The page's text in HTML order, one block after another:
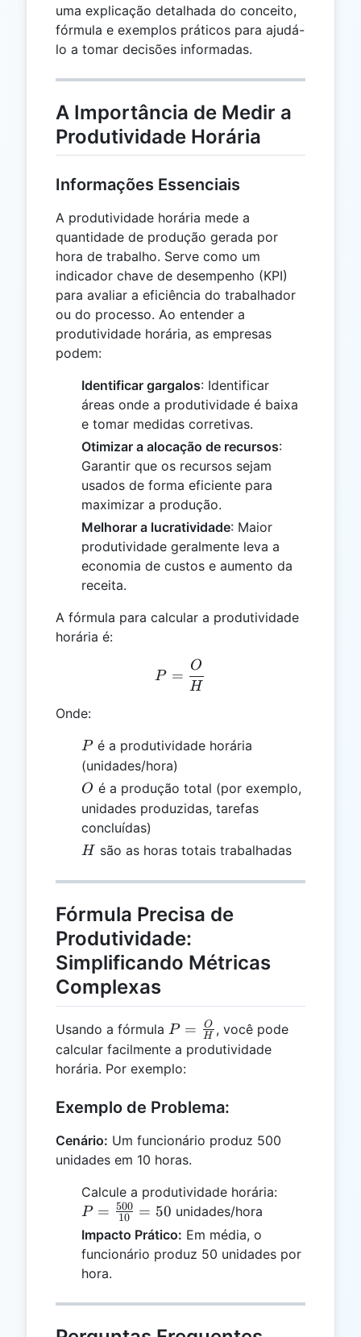
uma explicação detalhada do conceito,
fórmula e exemplos práticos para ajudá-
lo a tomar decisões informadas.
A Importância de Medir a
Produtividade Horária
Informações Essenciais
A produtividade horária mede a
quantidade de produção gerada por
hora de trabalho. Serve como um
indicador chave de desempenho (KPI)
para avaliar a eficiência do trabalhador
ou do processo. Ao entender a
produtividade horária, as empresas
podem:
Identificar gargalos: Identificar
áreas onde a produtividade é baixa
e tomar medidas corretivas.
Otimizar a alocação de recursos:
Garantir que os recursos sejam
usados ​​de forma eficiente para
maximizar a produção.
Melhorar a lucratividade: Maior
produtividade geralmente leva a
economia de custos e aumento da
receita.
A fórmula para calcular a produtividade
horária é:
P = \frac{O}{H}
P =
H
O
Onde:
P
Pé a produtividade horária
(unidades/hora)
O
O é a produção total (por exemplo,
unidades produzidas, tarefas
concluídas)
H
H são as horas totais trabalhadas
Fórmula Precisa de
Produtividade:
Simplificando Métricas
Complexas
Usando a fórmula P =
\frac{O}
{H}
P = H
O , você pode
calcular facilmente a produtividade
horária. Por exemplo:
Exemplo de Problema:
Cenário: Um funcionário produz 500
unidades em 10 horas.
Calcule a produtividade horária:
P = 10
500 = 50 unidades/hora
Impacto Prático: Em média, o
funcionário produz 50 unidades por
hora.